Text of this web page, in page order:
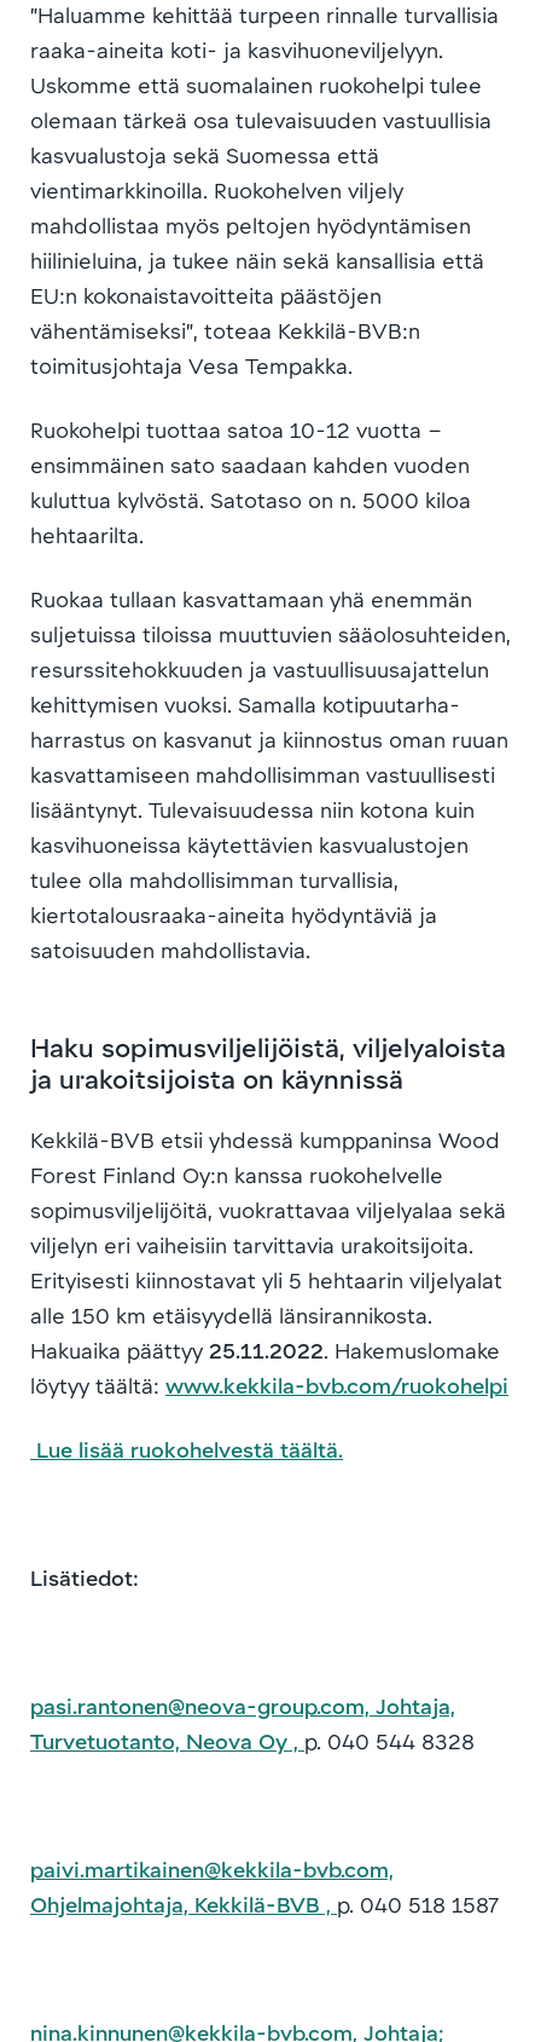
”Haluamme kehittää turpeen rinnalle turvallisia
raaka-aineita koti- ja kasvihuoneviljelyyn.
Uskomme että suomalainen ruokohelpi tulee
olemaan tärkeä osa tulevaisuuden vastuullisia
kasvualustoja sekä Suomessa että
vientimarkkinoilla. Ruokohelven viljely
mahdollistaa myös peltojen hyödyntämisen
hiilinieluina, ja tukee näin sekä kansallisia että
EU:n kokonaistavoitteita päästöjen
vähentämiseksi”, toteaa Kekkilä-BVB:n
toimitusjohtaja Vesa Tempakka.
Ruokohelpi tuottaa satoa 10-12 vuotta –
ensimmäinen sato saadaan kahden vuoden
kuluttua kylvöstä. Satotaso on n. 5000 kiloa
hehtaarilta.
Ruokaa tullaan kasvattamaan yhä enemmän
suljetuissa tiloissa muuttuvien sääolosuhteiden,
resurssitehokkuuden ja vastuullisuusajattelun
kehittymisen vuoksi. Samalla kotipuutarha-
harrastus on kasvanut ja kiinnostus oman ruuan
kasvattamiseen mahdollisimman vastuullisesti
lisääntynyt. Tulevaisuudessa niin kotona kuin
kasvihuoneissa käytettävien kasvualustojen
tulee olla mahdollisimman turvallisia,
kiertotalousraaka-aineita hyödyntäviä ja
satoisuuden mahdollistavia.
Haku sopimusviljelijöistä, viljelyaloista
ja urakoitsijoista on käynnissä
Kekkilä-BVB etsii yhdessä kumppaninsa Wood
Forest Finland Oy:n kanssa ruokohelvelle
sopimusviljelijöitä, vuokrattavaa viljelyalaa sekä
viljelyn eri vaiheisiin tarvittavia urakoitsijoita.
Erityisesti kiinnostavat yli 5 hehtaarin viljelyalat
alle 150 km etäisyydellä länsirannikosta.
Hakuaika päättyy 25.11.2022. Hakemuslomake
löytyy täältä: www.kekkila-bvb.com/ruokohelpi
Lue lisää ruokohelvestä täältä.
Lisätiedot:
pasi.rantonen@neova-group.com, Johtaja,
Turvetuotanto, Neova Oy , p. 040 544 8328
paivi.martikainen@kekkila-bvb.com,
Ohjelmajohtaja, Kekkilä-BVB , p. 040 518 1587
nina.kinnunen@kekkila-bvb.com, Johtaja;